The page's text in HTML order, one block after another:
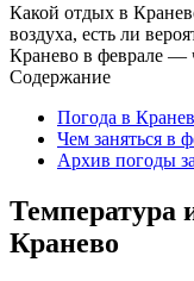
Какой отдых в
воздуха, есть ли
Кранево в феврале —
Содержание
Погода в
Чем заняться в
Архив погоды
Температура
Кранево